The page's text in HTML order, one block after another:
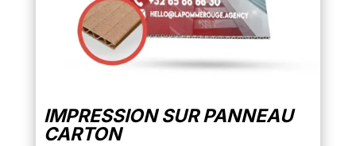
IMPRESSION SUR PANNEAU
CARTON